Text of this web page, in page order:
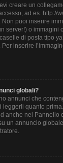
creare un
ad es. http://
Non puoi inserire
server!) o immagini
di posta tipo
inserire
globali?
annunci che
leggerli quanto
anche nel Pannello
un annuncio